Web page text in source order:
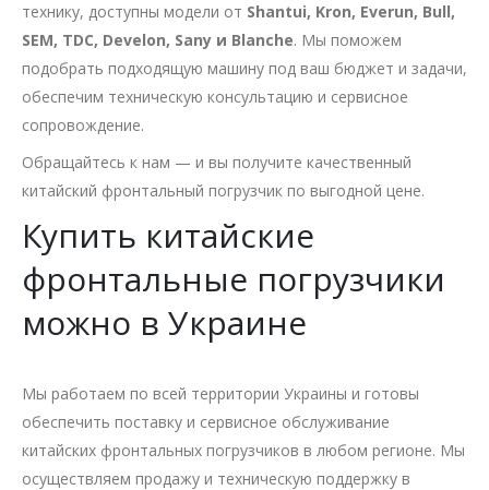
технику, доступны модели от Shantui, Kron, Everun, Bull,
SEM, TDC, Develon, Sany и Blanche. Мы поможем
подобрать подходящую машину под ваш бюджет и задачи,
обеспечим техническую консультацию и сервисное
сопровождение.
Обращайтесь к нам — и вы получите качественный
китайский фронтальный погрузчик по выгодной цене.
Купить китайские
фронтальные погрузчики
можно в Украине
Мы работаем по всей территории Украины и готовы
обеспечить поставку и сервисное обслуживание
китайских фронтальных погрузчиков в любом регионе. Мы
осуществляем продажу и техническую поддержку в